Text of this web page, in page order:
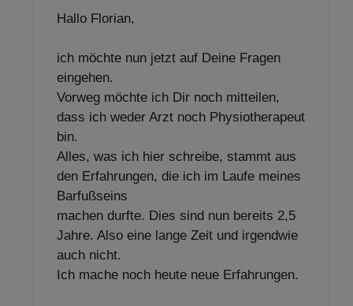
Hallo Florian,
ich möchte nun jetzt auf Deine Fragen
eingehen.
Vorweg möchte ich Dir noch mitteilen,
dass ich weder Arzt noch Physiotherapeut
bin.
Alles, was ich hier schreibe, stammt aus
den Erfahrungen, die ich im Laufe meines
Barfußseins
machen durfte. Dies sind nun bereits 2,5
Jahre. Also eine lange Zeit und irgendwie
auch nicht.
Ich mache noch heute neue Erfahrungen.